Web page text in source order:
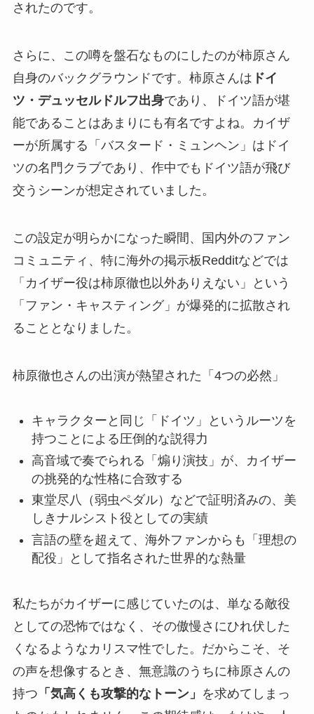
されたのです。
さらに、この噂を盤石なものにしたのが柿原さん
自身のバックグラウンドです。柿原さんは ドイ
ツ・デュッセルドルフ出身であり、ドイツ語が堪
能であることはあまりにも有名ですよね。カイザ
ーが所属する「バスタード・ミュンヘン」はドイ
ツの名門クラブであり、作中でもドイツ語が飛び
交うシーンが想定されていました。
この設定が明らかになった瞬間、国内外のファン
コミュニティ、特に海外の掲示板Redditなどでは
「カイザー役は柿原徹也以外ありえない」という
「ファン・キャスティング」が爆発的に拡散され
ることとなりました。
柿原徹也さんの出演が熱望された「4つの必然」
キャラクターと同じ「ドイツ」というルーツを
持つことによる圧倒的な説得力
高音域で奏でられる「煽り演技」が、カイザー
の挑発的な性格に合致する
東堂尽八（弱虫ペダル）などで証明済みの、美
しきナルシスト役としての実績
言語の壁を超えて、海外ファンからも「理想の
配役」として指名された世界的な熱量
私たちがカイザーに感じていたのは、単なる敵役
としての恐怖ではなく、その傲慢さにひれ伏した
くなるようなカリスマ性でした。だからこそ、そ
の声を想像するとき、無意識のうちに柿原さんの
持つ 「気高くも攻撃的なトーン」 を求めてしまっ